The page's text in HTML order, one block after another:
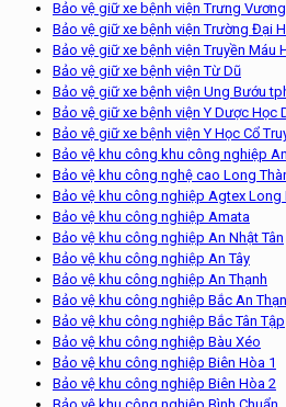
Bảo vệ giữ xe bệnh viện Trưng Vương
Bảo vệ giữ xe bệnh viện Trường Đại
Bảo vệ giữ xe bệnh viện Truyền Máu
Bảo vệ giữ xe bệnh viện Từ Dũ
Bảo vệ giữ xe bệnh viện Ung Bướu
Bảo vệ giữ xe bệnh viện Y Dược Học
Bảo vệ giữ xe bệnh viện Y Học Cổ
Bảo vệ khu công khu công nghiệp
Bảo vệ khu công nghệ cao Long
Bảo vệ khu công nghiệp Agtex Long
Bảo vệ khu công nghiệp Amata
Bảo vệ khu công nghiệp An Nhật Tân
Bảo vệ khu công nghiệp An Tây
Bảo vệ khu công nghiệp An Thạnh
Bảo vệ khu công nghiệp Bắc An
Bảo vệ khu công nghiệp Bắc Tân Tập
Bảo vệ khu công nghiệp Bàu Xéo
Bảo vệ khu công nghiệp Biên Hòa 1
Bảo vệ khu công nghiệp Biên Hòa 2